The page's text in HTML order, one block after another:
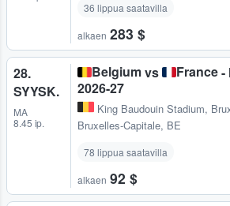
36 lippua saatavilla
alkaen 283 $
28.
SYYSK.
MA
8.45 ip.
Belgiumvs France-
2026-27
King Baudouin Stadium,
Bruxelles-Capitale, BE
78 lippua saatavilla
alkaen 92 $